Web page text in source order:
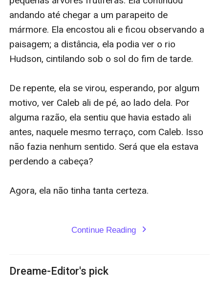
Continue Reading expand_more
Dreame-Editor's pick